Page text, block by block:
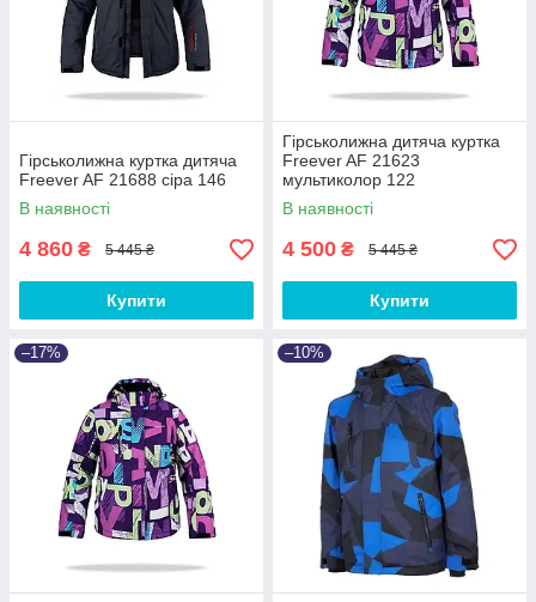
Гірськолижна куртка дитяча
Freever AF 21688 сіра 146
В наявності
4 860 ₴ 5 445 ₴
Купити
Гірськолижна дитяча куртка
Freever AF 21623
мультиколор 122
В наявності
4 500 ₴ 5 445 ₴
Купити
–17% –10%